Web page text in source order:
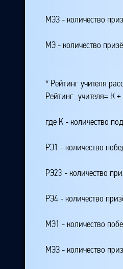
МЭЗ - количество
МЭ - количество
* Рейтинг учителя
Рейтинг_учителя=
где K - количество
РЭ1 - количество
РЭ23 - количество
РЭ4 - количество
МЭ1 - количество
МЭЗ - количество